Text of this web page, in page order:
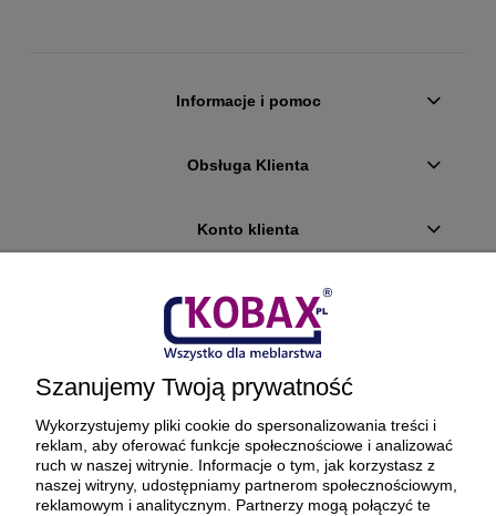
Informacje i pomoc
Obsługa Klienta
Konto klienta
Płatności i dostawa
Ciekawostki
O firmie
BEZPIECZNE PŁATNOŚCI ORAZ DOSTAWA
Szanujemy Twoją prywatność
Wykorzystujemy pliki cookie do spersonalizowania treści i
reklam, aby oferować funkcje społecznościowe i analizować
ruch w naszej witrynie. Informacje o tym, jak korzystasz z
naszej witryny, udostępniamy partnerom społecznościowym,
reklamowym i analitycznym. Partnerzy mogą połączyć te